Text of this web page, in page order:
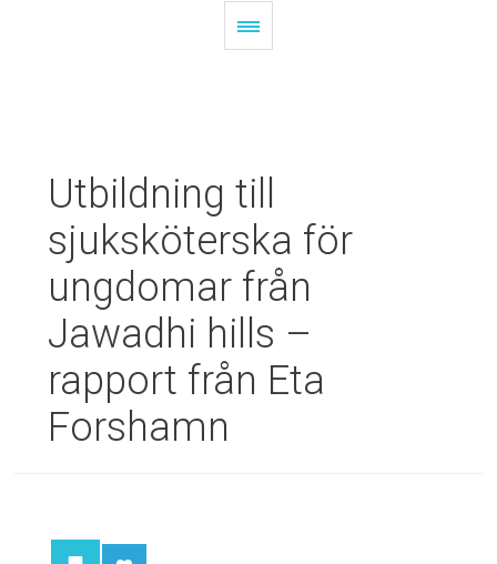
Utbildning till
sjuksköterska för
ungdomar från
Jawadhi hills –
rapport från Eta
Forshamn